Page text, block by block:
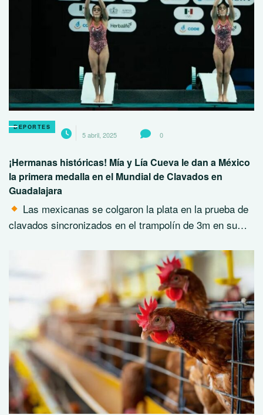
DEPORTES
5 abril, 2025 0
¡Hermanas históricas! Mía y Lía Cueva le dan a México
la primera medalla en el Mundial de Clavados en
Guadalajara
Las mexicanas se colgaron la plata en la prueba de
clavados sincronizados en el trampolín de 3m en su…